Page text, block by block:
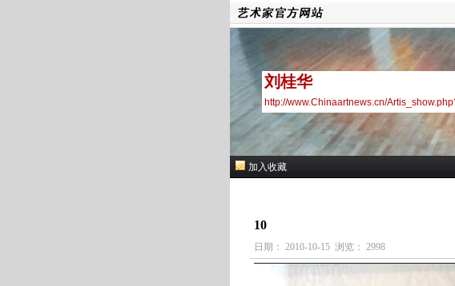
刘桂华
http://www.Chinaartnews.cn/
加入收藏
10
日期： 2010-10-15 浏览： 2998